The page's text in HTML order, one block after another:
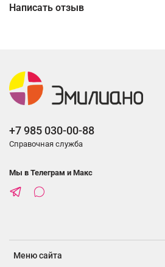
Написать отзыв
Меню сайта
+7 985 030-00-88
Справочная служба
Мы в Телеграм и Макс